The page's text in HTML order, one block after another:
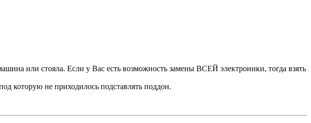
или стояла. Если у Вас есть возможность замены ВСЕЙ электроники, тогда взять
которую не приходилось подставлять поддон.